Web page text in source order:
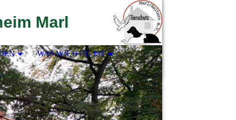
Marl
WAS WICHTIG IST